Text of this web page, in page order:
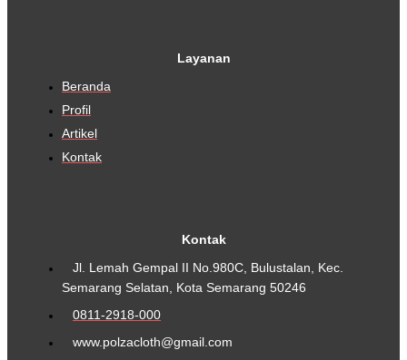
Layanan
Beranda
Profil
Artikel
Kontak
Kontak
Jl. Lemah Gempal II No.980C, Bulustalan, Kec.
Semarang Selatan, Kota Semarang 50246
0811-2918-000
www.polzacloth@gmail.com